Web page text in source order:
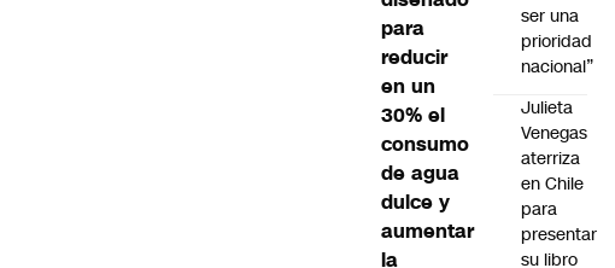
para
reducir
en un
30% el
consumo
de agua
dulce y
aumentar
la
ser una
prioridad
nacional”
Julieta
Venegas
aterriza
en Chile
para
presentar
su libro